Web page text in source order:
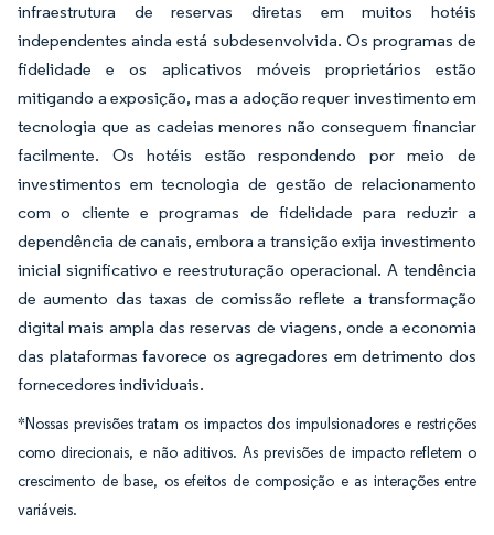
infraestrutura de reservas diretas em muitos hotéis
independentes ainda está subdesenvolvida. Os programas de
fidelidade e os aplicativos móveis proprietários estão
mitigando a exposição, mas a adoção requer investimento em
tecnologia que as cadeias menores não conseguem financiar
facilmente. Os hotéis estão respondendo por meio de
investimentos em tecnologia de gestão de relacionamento
com o cliente e programas de fidelidade para reduzir a
dependência de canais, embora a transição exija investimento
inicial significativo e reestruturação operacional. A tendência
de aumento das taxas de comissão reflete a transformação
digital mais ampla das reservas de viagens, onde a economia
das plataformas favorece os agregadores em detrimento dos
fornecedores individuais.
*Nossas previsões tratam os impactos dos impulsionadores e restrições
como direcionais, e não aditivos. As previsões de impacto refletem o
crescimento de base, os efeitos de composição e as interações entre
variáveis.